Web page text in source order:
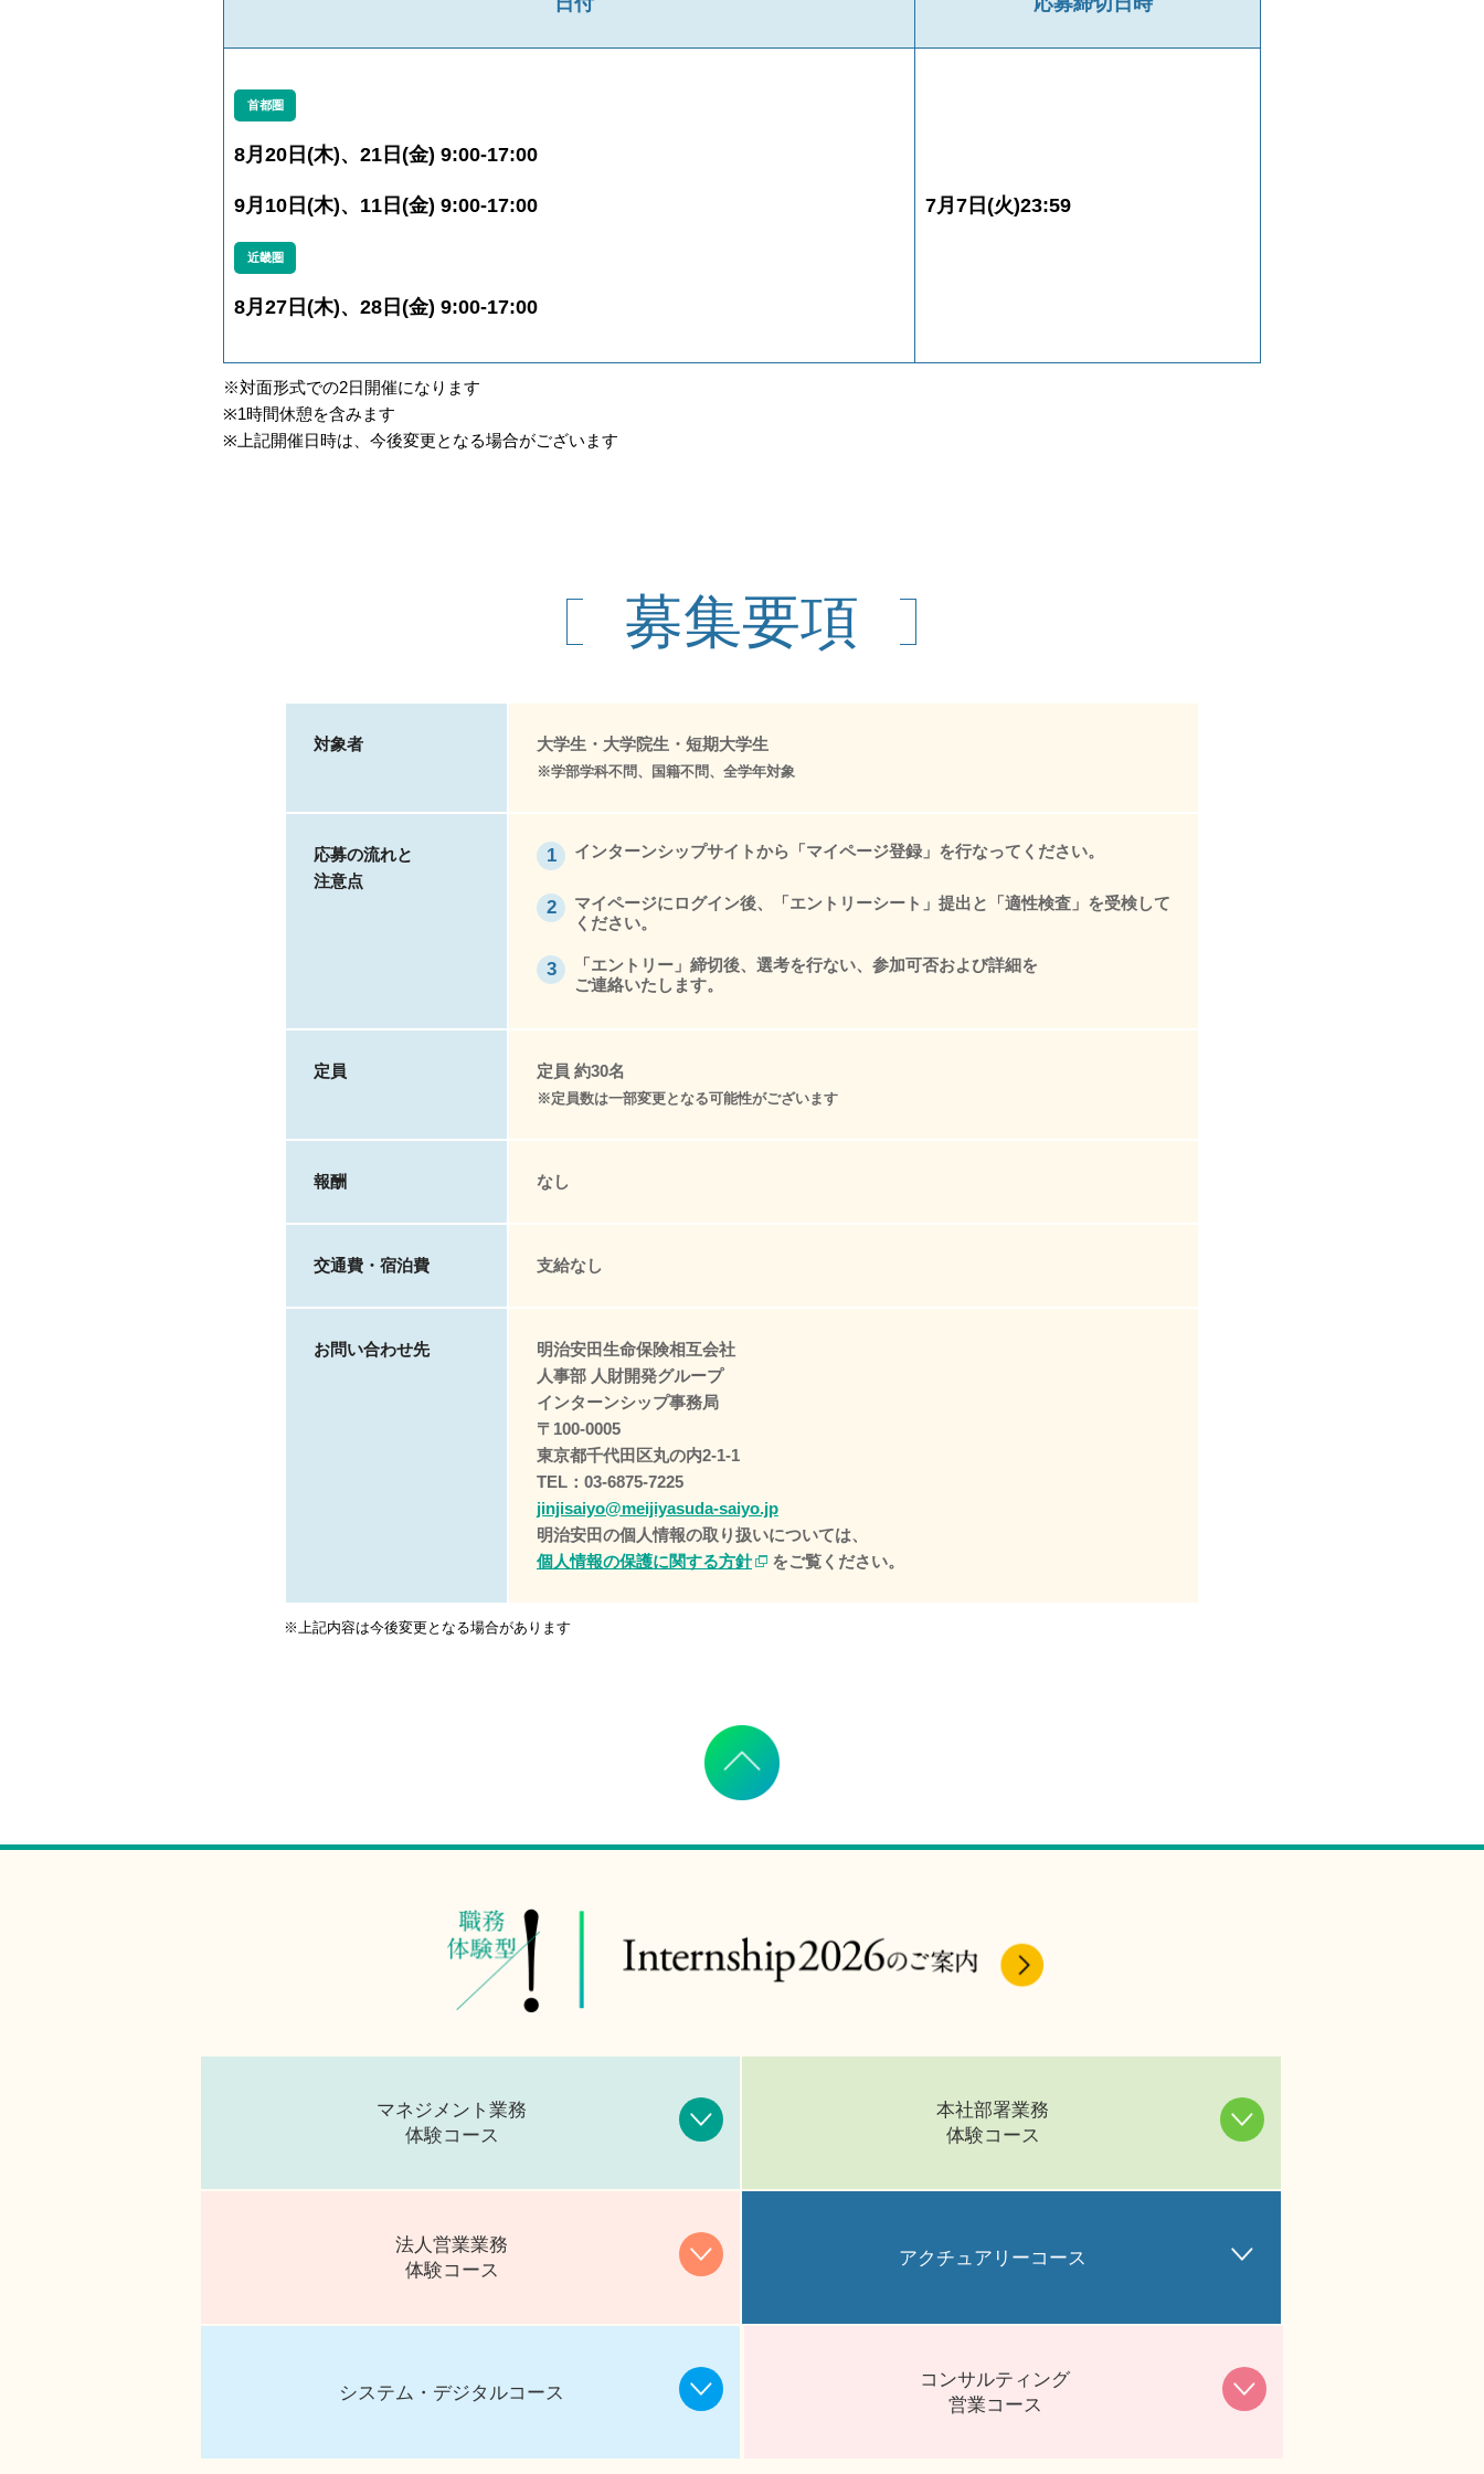
首都圏
8月20日(木)、21日(金) 9:00-17:00
9月10日(木)、11日(金) 9:00-17:00
近畿圏
8月27日(木)、28日(金) 9:00-17:00
7月7日(火)23:59
※対面形式での2日開催になります
※1時間休憩を含みます
※上記開催日時は、今後変更となる場合がございます
募集要項
対象者 大学生・大学院生・短期大学生
※学部学科不問、国籍不問、全学年対象
応募の流れと
注意点
1 インターンシップサイトから「マイページ登録」を行なってください。
2
マイページにログイン後、「エントリーシート」提出と「適性検査」を受検して
ください。
3
「エントリー」締切後、選考を行ない、参加可否および詳細を
ご連絡いたします。
定員 定員 約30名
※定員数は一部変更となる可能性がございます
報酬 なし
交通費・宿泊費 支給なし
お問い合わせ先
明治安田生命保険相互会社
人事部 人財開発グループ
インターンシップ事務局
〒100-0005
東京都千代田区丸の内2-1-1
TEL：03-6875-7225
jinjisaiyo@meijiyasuda-saiyo.jp
明治安田の個人情報の取り扱いについては、
個人情報の保護に関する方針
をご覧ください。
※上記内容は今後変更となる場合があります
マネジメント業務
体験コース
本社部署業務
体験コース
法人営業業務
体験コース
アクチュアリーコース
システム・デジタルコース
コンサルティング
営業コース